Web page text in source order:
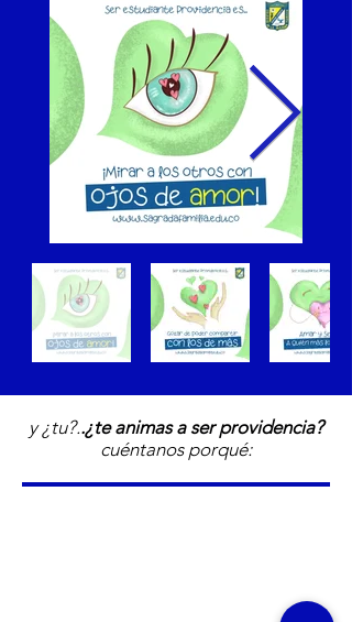
y ¿tu?..¿te animas a ser providencia?
cuéntanos porqué: